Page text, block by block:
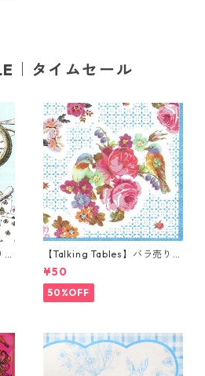
｜タイムセール
1
【Talking Tables】バラ売り1
枚 ポケットサイズ ペーパーナ
プキン TRULY ブルー
¥50
50%OFF